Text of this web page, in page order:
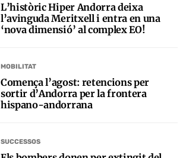
L’històric Hiper Andorra deixa
l’avinguda Meritxell i entra en una
‘nova dimensió’ al complex EO!
MOBILITAT
Comença l’agost: retencions per
sortir d’Andorra per la frontera
hispano-andorrana
SUCCESSOS